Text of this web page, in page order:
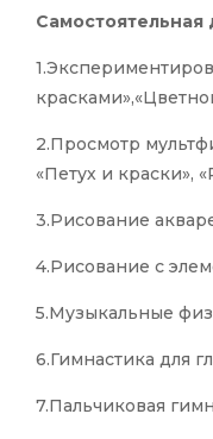
Самостоятельная
2.Просмотр
«Петух и краски»,
3.Рисование
4.Рисование с
5.Музыкальные
6.Гимнастика для
7.Пальчиковая